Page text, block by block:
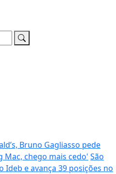
Bruno Gagliasso pede
Mac, chego mais cedo' São
Ideb e avança 39 posições no